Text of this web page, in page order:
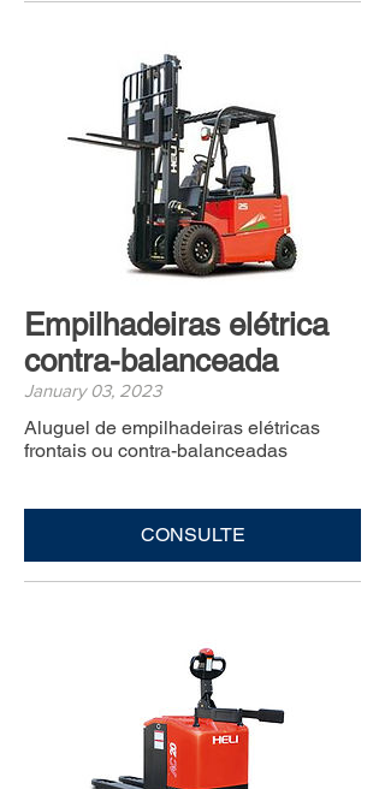
Empilhadeiras elétrica
contra-balanceada
January 03, 2023
Aluguel de empilhadeiras elétricas
frontais ou contra-balanceadas
CONSULTE